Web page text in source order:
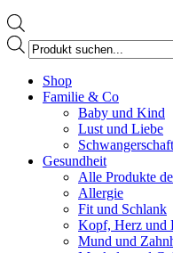
Products
search
page
opens
Shop
Familie & Co
Baby und Kind
Lust und Liebe
Schwangerschaft
Gesundheit
Alle Produkte
Allergie
Fit und Schlank
Kopf, Herz und
Mund und